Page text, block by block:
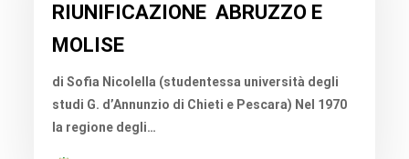
RIUNIFICAZIONE ABRUZZO E
MOLISE
di Sofia Nicolella (studentessa università degli
studi G. d’Annunzio di Chieti e Pescara) Nel 1970
la regione degli…